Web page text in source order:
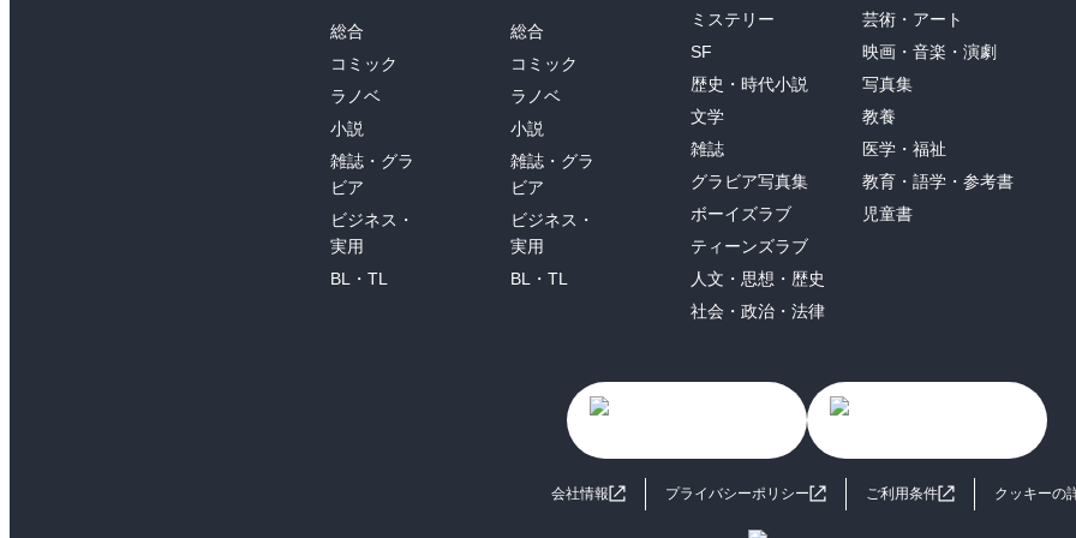
総合
コミック
ラノベ
小説
雑誌・グラ
ビア
ビジネス・
実用
BL・TL
総合
コミック
ラノベ
小説
雑誌・グラ
ビア
ビジネス・
実用
BL・TL
ミステリー
SF
歴史・時代小説
文学
雑誌
グラビア写真集
ボーイズラブ
ティーンズラブ
人文・思想・歴史
社会・政治・法律
芸術・アート
映画・音楽・演劇
写真集
教養
医学・福祉
教育・語学・参考書
児童書
会社情報 プライバシーポリシー ご利用条件 クッキーの